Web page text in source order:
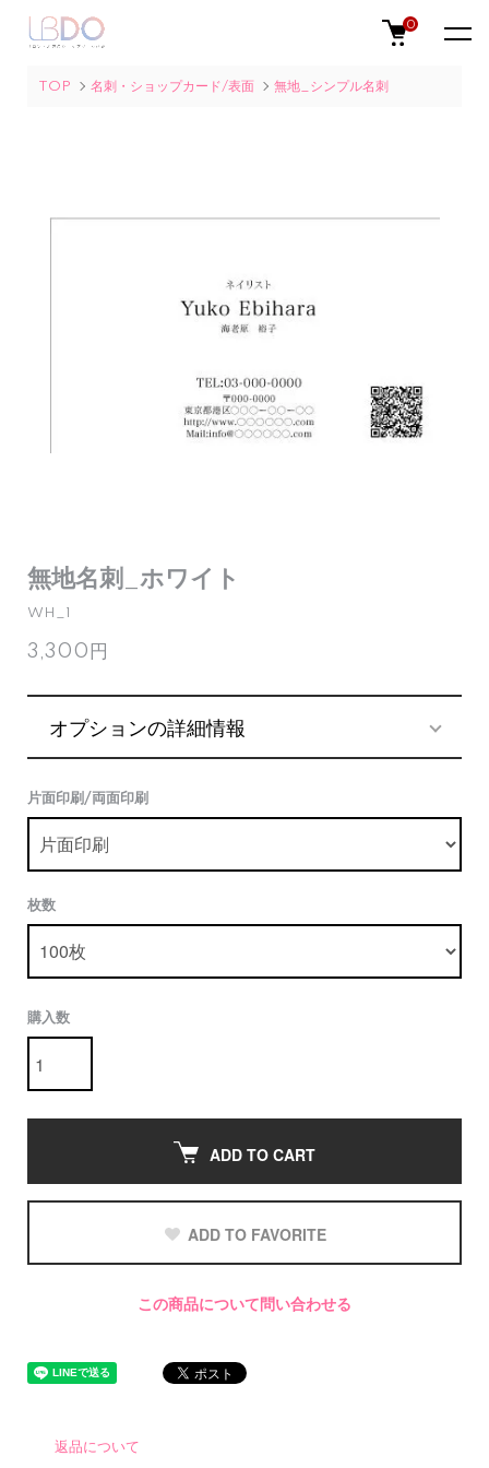
0
TOP 名刺・ショップカード/表面 無地_シンプル名刺
無地名刺_ホワイト
WH_1
3,300円
オプションの詳細情報
片面印刷/両面印刷
枚数
購入数
ADD TO CART
ADD TO FAVORITE
この商品について問い合わせる
返品について